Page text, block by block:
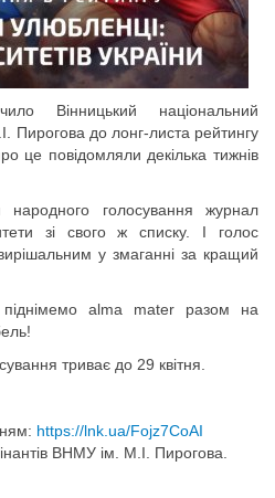
Вінницький національний
Пирогова до лонг-листа рейтингу
це повідомляли декілька тижнів
голосування журнал
зі свого ж списку. І голос
у змаганні за кращий
alma mater разом на
триває до 29 квітня.
https://lnk.ua/Fojz7CoAI
ВНМУ ім. М.І. Пирогова.